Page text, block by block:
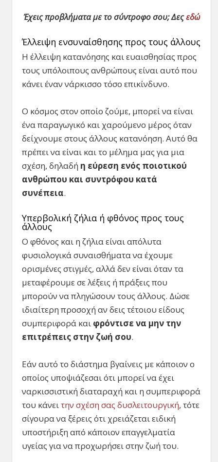
Έχεις προβλήματα με το σύντροφο σου; Δεςεδώ
Έλλειψη ενσυναίσθησης προς τους άλλους
Η έλλειψη κατανόησης και ευαισθησίας προς
τους υπόλοιπους ανθρώπους είναι αυτό που
κάνει έναν νάρκισσο τόσο επικίνδυνο.
Ο κόσμος στον οποίο ζούμε, μπορεί να είναι
ένα παραγωγικό και χαρούμενο μέρος όταν
δείχνουμε στους άλλους κατανόηση. Αυτό θα
πρέπει να είναι και το μέλημα μας για μια
σχέση, δηλαδή η εύρεση ενός ποιοτικού
ανθρώπου και συντρόφου κατά
συνέπεια.
Υπερβολική ζήλια ή φθόνος προς τους
άλλους
Ο φθόνος και η ζήλια είναι απόλυτα
φυσιολογικά συναισθήματα να έχουμε
ορισμένες στιγμές, αλλά δεν είναι όταν τα
μεταφέρουμε σε λέξεις ή πράξεις που
μπορούν να πληγώσουν τους άλλους. Δώσε
ιδιαίτερη προσοχή αν δεις τέτοιου είδους
συμπεριφορά και φρόντισε να μην την
επιτρέπεις στην ζωή σου.
Εάν αυτό το διάστημα βγαίνεις με κάποιον ο
οποίος υποψιάζεσαι ότι μπορεί να έχει
ναρκισσιστική διαταραχή και η συμπεριφορά
του κάνειτην σχέση σας δυσλειτουργική, τότε
σίγουρα να ξέρεις ότι χρειάζεται ειδική
υποστήριξη από κάποιον επαγγελματία
υγείας για να προχωρήσει στην ζωή του.